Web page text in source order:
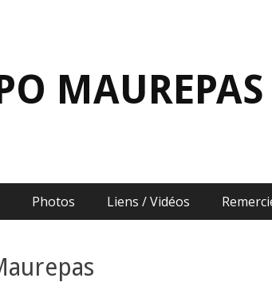
MAUREPAS
Photos Liens / Vidéos